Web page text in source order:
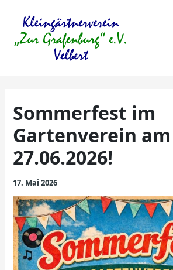
springen
Sommerfest im
Gartenverein am
27.06.2026!
17. Mai 2026